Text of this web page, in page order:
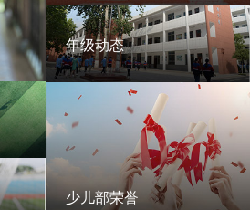
学生活动
年级动态
年级动态
少儿部荣誉